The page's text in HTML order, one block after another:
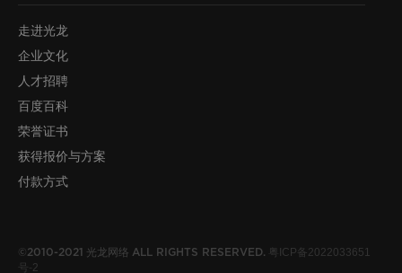
走进光龙
企业文化
人才招聘
百度百科
荣誉证书
获得报价与方案
付款方式
©2010-2021 光龙网络 ALL RIGHTS RESERVED. 粤ICP备2022033651
号-2